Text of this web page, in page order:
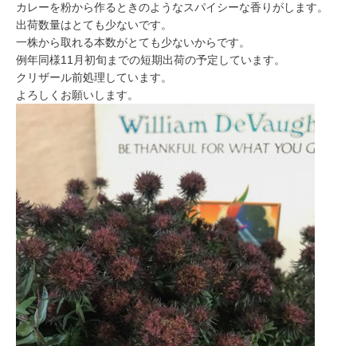
カレーを粉から作るときのようなスパイシーな香りがします。
出荷数量はとても少ないです。
一株から取れる本数がとても少ないからです。
例年同様11月初旬までの短期出荷の予定しています。
クリザール前処理しています。
よろしくお願いします。